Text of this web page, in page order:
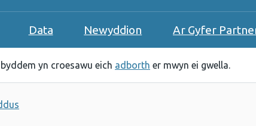
Data Newyddion Ar Gyfer
yn croesawu eich adborth er mwyn ei gwella.